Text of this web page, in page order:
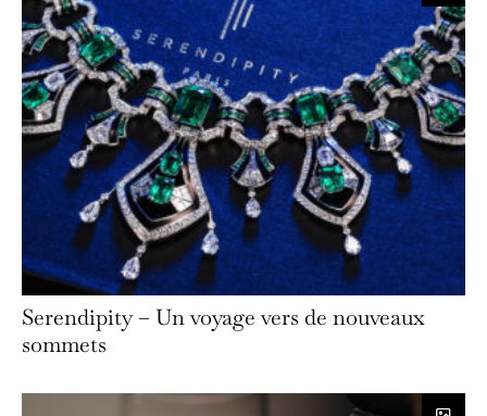
Serendipity – Un voyage vers de nouveaux
sommets